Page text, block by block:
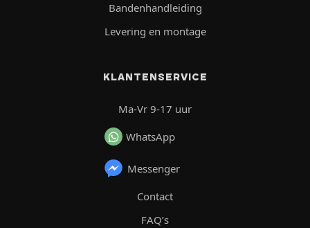
Bandenhandleiding
Levering en montage
KLANTENSERVICE
Ma-Vr 9-17 uur
WhatsApp
Messenger
Contact
FAQ’s